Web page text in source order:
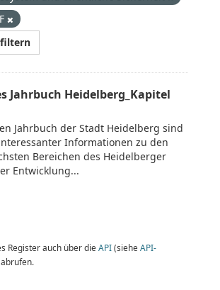
filtern
Jahrbuch Heidelberg_Kapitel
Jahrbuch der Stadt Heidelberg sind
Informationen zu den
Bereichen des Heidelberger
Entwicklung...
Register auch über die API(siehe API-